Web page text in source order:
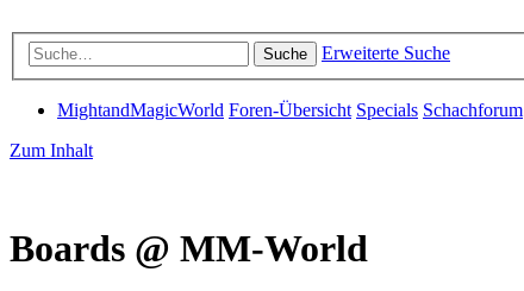
Suche Erweiterte Suche
MightandMagicWorld Foren-Übersicht Specials Schachforum
Zum Inhalt
Boards @ MM-World